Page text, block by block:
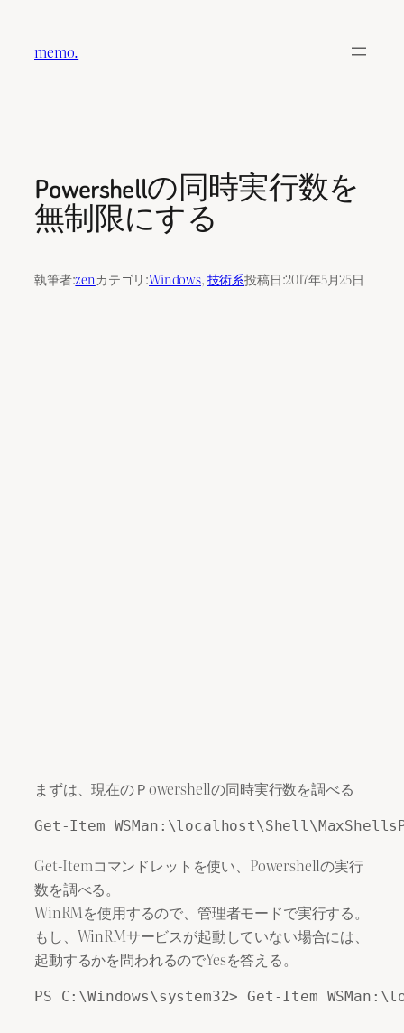
memo.
Powershellの同時実行数を
無制限にする
執筆者:zenカテゴリ:Windows, 技術系投稿日:2017年5月25日
まずは、現在のＰowershellの同時実行数を調べる
Get-Itemコマンドレットを使い、Powershellの実行
数を調べる。
WinRMを使用するので、管理者モードで実行する。
もし、WinRMサービスが起動していない場合には、
起動するかを問われるのでYesを答える。
PS C:\Windows\system32> Get-Item